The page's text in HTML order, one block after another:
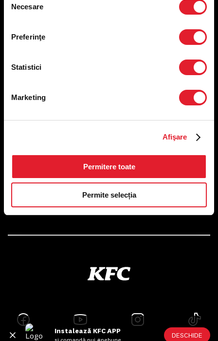
consimțământului
Necesare
Preferinţe
Statistici
Marketing
Afişare
Permitere toate
Permite selecția
Instalează KFC APP DESCHIDE
Politica de confidențialitate
Condiții de desfășurare „Descarcă KFC APP”
ANPC
RO6645790, J40/24660/1994, Rev. Caen (2) 5610 -
Puncte de lucru